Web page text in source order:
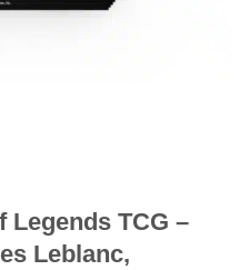
Legends TCG –
Leblanc,